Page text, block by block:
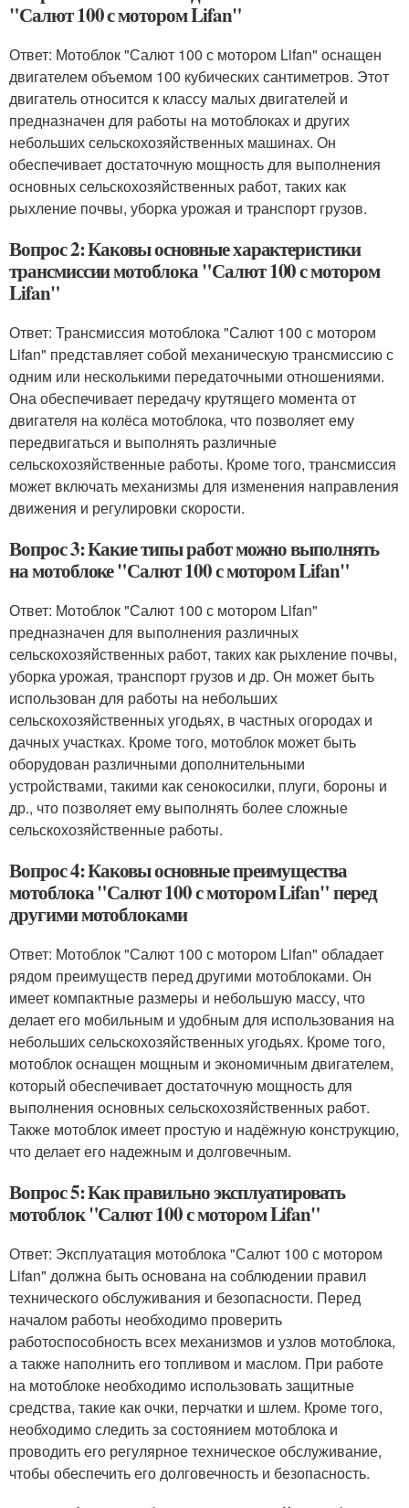
"Салют 100 с мотором Lifan"
Ответ: Мотоблок "Салют 100 с мотором Lifan" оснащен
двигателем объемом 100 кубических сантиметров. Этот
двигатель относится к классу малых двигателей и
предназначен для работы на мотоблоках и других
небольших сельскохозяйственных машинах. Он
обеспечивает достаточную мощность для выполнения
основных сельскохозяйственных работ, таких как
рыхление почвы, уборка урожая и транспорт грузов.
Вопрос 2: Каковы основные характеристики
трансмиссии мотоблока "Салют 100 с мотором
Lifan"
Ответ: Трансмиссия мотоблока "Салют 100 с мотором
Lifan" представляет собой механическую трансмиссию с
одним или несколькими передаточными отношениями.
Она обеспечивает передачу крутящего момента от
двигателя на колёса мотоблока, что позволяет ему
передвигаться и выполнять различные
сельскохозяйственные работы. Кроме того, трансмиссия
может включать механизмы для изменения направления
движения и регулировки скорости.
Вопрос 3: Какие типы работ можно выполнять
на мотоблоке "Салют 100 с мотором Lifan"
Ответ: Мотоблок "Салют 100 с мотором Lifan"
предназначен для выполнения различных
сельскохозяйственных работ, таких как рыхление почвы,
уборка урожая, транспорт грузов и др. Он может быть
использован для работы на небольших
сельскохозяйственных угодьях, в частных огородах и
дачных участках. Кроме того, мотоблок может быть
оборудован различными дополнительными
устройствами, такими как сенокосилки, плуги, бороны и
др., что позволяет ему выполнять более сложные
сельскохозяйственные работы.
Вопрос 4: Каковы основные преимущества
мотоблока "Салют 100 с мотором Lifan" перед
другими мотоблоками
Ответ: Мотоблок "Салют 100 с мотором Lifan" обладает
рядом преимуществ перед другими мотоблоками. Он
имеет компактные размеры и небольшую массу, что
делает его мобильным и удобным для использования на
небольших сельскохозяйственных угодьях. Кроме того,
мотоблок оснащен мощным и экономичным двигателем,
который обеспечивает достаточную мощность для
выполнения основных сельскохозяйственных работ.
Также мотоблок имеет простую и надёжную конструкцию,
что делает его надежным и долговечным.
Вопрос 5: Как правильно эксплуатировать
мотоблок "Салют 100 с мотором Lifan"
Ответ: Эксплуатация мотоблока "Салют 100 с мотором
Lifan" должна быть основана на соблюдении правил
технического обслуживания и безопасности. Перед
началом работы необходимо проверить
работоспособность всех механизмов и узлов мотоблока,
а также наполнить его топливом и маслом. При работе
на мотоблоке необходимо использовать защитные
средства, такие как очки, перчатки и шлем. Кроме того,
необходимо следить за состоянием мотоблока и
проводить его регулярное техническое обслуживание,
чтобы обеспечить его долговечность и безопасность.